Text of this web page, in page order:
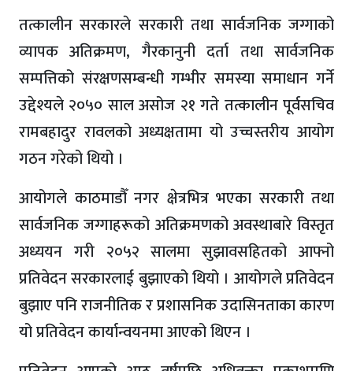
तत्कालीन सरकारले सरकारी तथा सार्वजनिक जग्गाको
व्यापक अतिक्रमण, गैरकानुनी दर्ता तथा सार्वजनिक
सम्पत्तिको संरक्षणसम्बन्धी गम्भीर समस्या समाधान गर्ने
उद्देश्यले २०५० साल असोज २१ गते तत्कालीन पूर्वसचिव
रामबहादुर रावलको अध्यक्षतामा यो उच्चस्तरीय आयोग
गठन गरेको थियो ।
आयोगले काठमाडौँ नगर क्षेत्रभित्र भएका सरकारी तथा
सार्वजनिक जग्गाहरूको अतिक्रमणको अवस्थाबारे विस्तृत
अध्ययन गरी २०५२ सालमा सुझावसहितको आफ्नो
प्रतिवेदन सरकारलाई बुझाएको थियो । आयोगले प्रतिवेदन
बुझाए पनि राजनीतिक र प्रशासनिक उदासिनताका कारण
यो प्रतिवेदन कार्यान्वयनमा आएको थिएन ।